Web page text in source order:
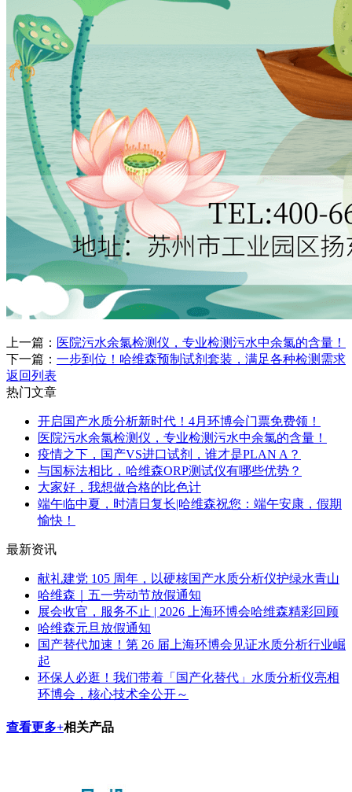
上一篇： 医院污水余氯检测仪，专业检测污水中余氯的含量！
下一篇： 一步到位！哈维森预制试剂套装，满足各种检测需求
返回列表
热门文章
开启国产水质分析新时代！4月环博会门票免费领！
医院污水余氯检测仪，专业检测污水中余氯的含量！
疫情之下，国产VS进口试剂，谁才是PLAN A？
与国标法相比，哈维森ORP测试仪有哪些优势？
大家好，我想做合格的比色计
​端午临中夏，时清日复长|哈维森祝您：端午安康，假期
愉快！
最新资讯
献礼建党 105 周年，以硬核国产水质分析仪护绿水青山
哈维森｜五一劳动节放假通知
展会收官，服务不止 | 2026 上海环博会哈维森精彩回顾
哈维森元旦放假通知
国产替代加速！第 26 届上海环博会见证水质分析行业崛
起
环保人必逛！我们带着「国产化替代」水质分析仪亮相
环博会，核心技术全公开～
查看更多+相关产品